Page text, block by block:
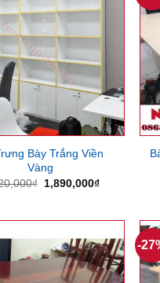
Bày Trắng Viền
Vàng
₫ Giá
1,890,000₫Giá
1,890,000₫.
-